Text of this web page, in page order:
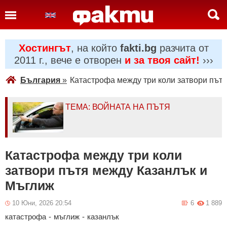
Хостингът, на който fakti.bg разчита от
2011 г., вече е отворен и за твоя сайт! ›››
България » Катастрофа между три коли затвори
ТЕМА: ВОЙНАТА НА ПЪТЯ
Катастрофа между три коли
затвори пътя между Казанлък и
Мъглиж
10 Юни, 2026 20:54 1 889
6
катастрофа - мъглиж - казанлък